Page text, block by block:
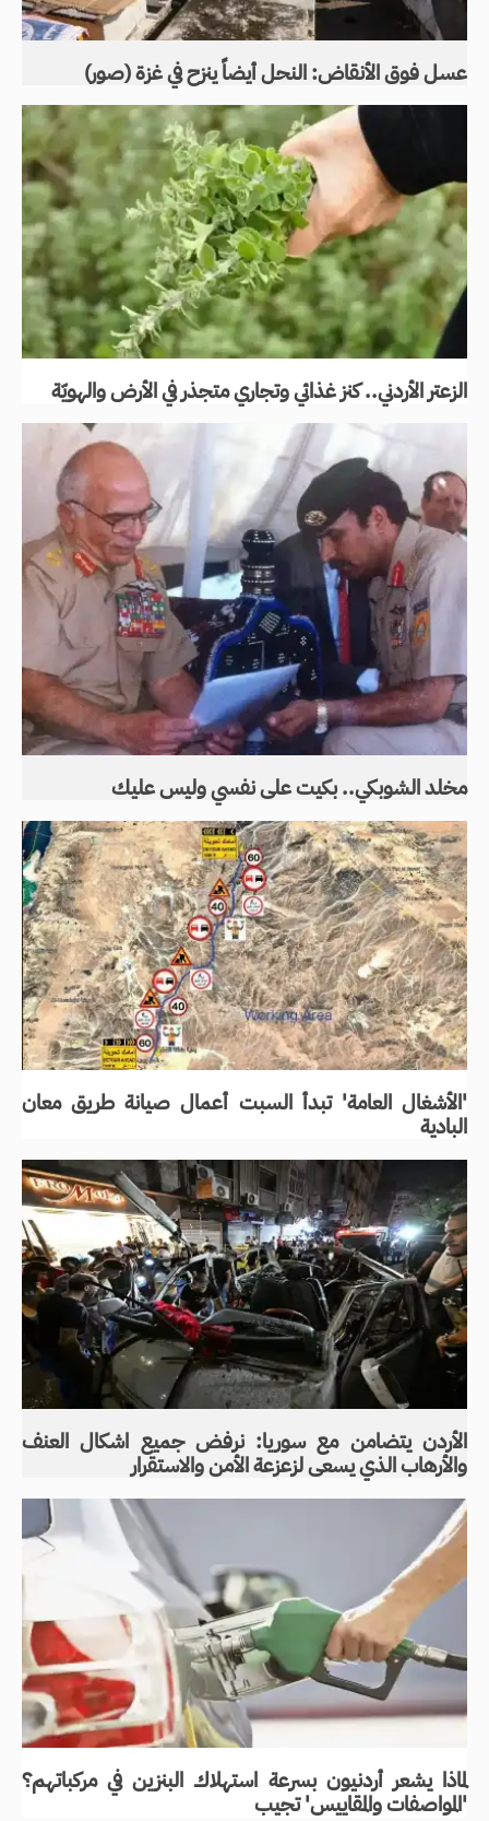
عسل فوق الأنقاض: النحل أيضاً ينزح في غزة (صور)
الزعتر الأردني.. كنز غذائي وتجاري متجذر في الأرض والهويّة
مخلد الشوبكي.. بكيت على نفسي وليس عليك
'الأشغال العامة' تبدأ السبت أعمال صيانة طريق معان
البادية
الأردن يتضامن مع سوريا: نرفض جميع اشكال العنف
والأرهاب الذي يسعى لزعزعة الأمن والاستقرار
لماذا يشعر أردنيون بسرعة استهلاك البنزين في مركباتهم؟
'المواصفات والمقاييس' تجيب